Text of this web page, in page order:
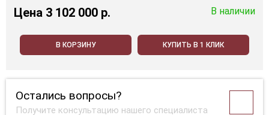
Цена 3 102 000 p. В наличии
В КОРЗИНУ КУПИТЬ В 1 КЛИК
Остались вопросы?
Получите консультацию нашего специалиста